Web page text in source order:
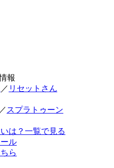
報
／ リセットさん
スプラトゥーン
は？一覧で見る
ル
ら